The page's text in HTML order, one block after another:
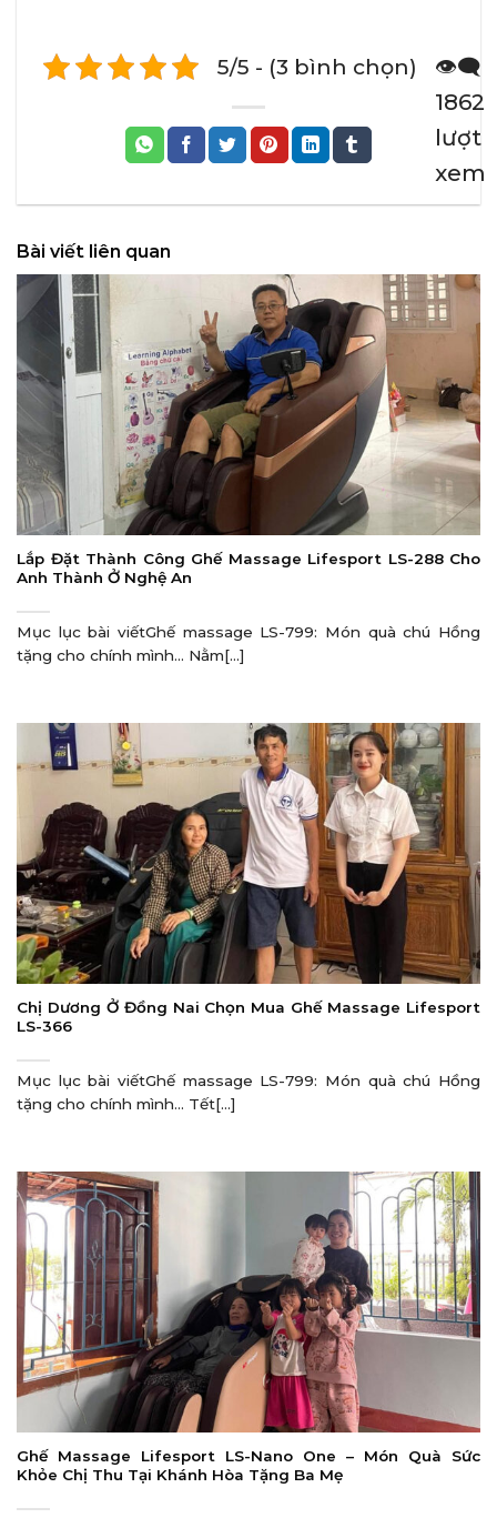
5/5 - (3 bình chọn)
👁️‍🗨️
1862
lượt
xem
Bài viết liên quan
Lắp Đặt Thành Công Ghế Massage Lifesport LS-288 Cho
Anh Thành Ở Nghệ An
Mục lục bài viếtGhế massage LS-799: Món quà chú Hồng
tặng cho chính mình… Nằm[...]
Chị Dương Ở Đồng Nai Chọn Mua Ghế Massage Lifesport
LS-366
Mục lục bài viếtGhế massage LS-799: Món quà chú Hồng
tặng cho chính mình… Tết[...]
Ghế Massage Lifesport LS-Nano One – Món Quà Sức
Khỏe Chị Thu Tại Khánh Hòa Tặng Ba Mẹ